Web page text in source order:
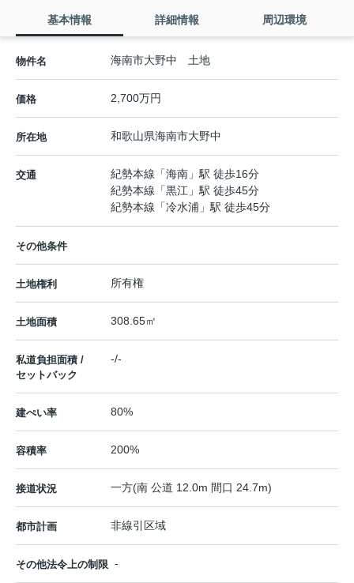
基本情報 詳細情報 周辺環境
物件名 海南市大野中 土地
価格 2,700万円
所在地 和歌山県海南市大野中
交通 紀勢本線 「海南 」駅 徒歩16分
紀勢本線 「黒江 」駅 徒歩45分
紀勢本線 「冷水浦 」駅 徒歩45分
その他条件
土地権利 所有権
土地面積 308.65㎡
私道負担面積 /
セットバック
-/-
建ぺい率 80%
容積率 200%
接道状況 一方(南 公道 12.0m 間口 24.7m)
都市計画 非線引区域
その他法令上の制限 -